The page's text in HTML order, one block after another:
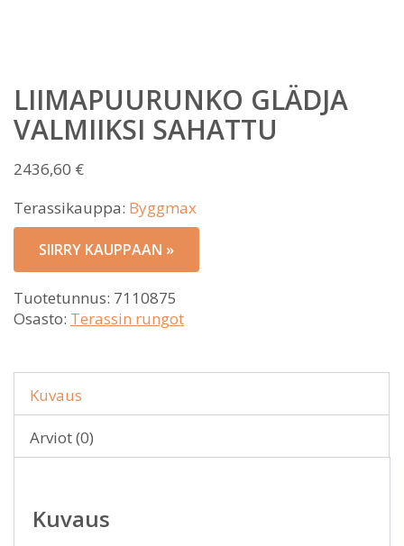
LIIMAPUURUNKO GLÄDJA
VALMIIKSI SAHATTU
2436,60 €
Terassikauppa: Byggmax
SIIRRY KAUPPAAN »
Tuotetunnus: 7110875
Osasto: Terassin rungot
Kuvaus
Arviot (0)
Kuvaus